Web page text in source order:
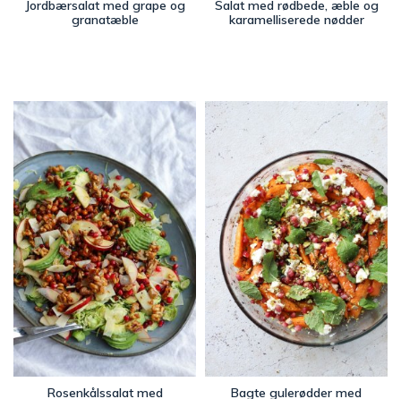
Jordbærsalat med grape og
granatæble
Salat med rødbede, æble og
karamelliserede nødder
Rosenkålssalat med
Bagte gulerødder med